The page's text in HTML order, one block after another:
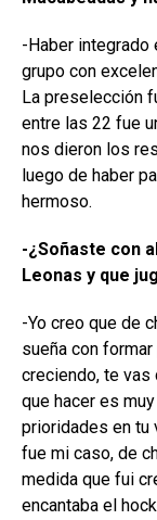
-Haber integrado
grupo con
La preselección
entre las 22 fue
nos dieron los
luego de haber
hermoso.
-¿Soñaste con
Leonas y que
-Yo creo que de
sueña con
creciendo, te vas
que hacer es
prioridades en tu
fue mi caso, de
medida que fui
encantaba el